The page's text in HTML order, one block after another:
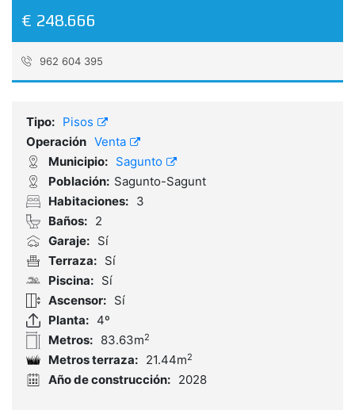
€ 248.666
962 604 395Referencia:
Tipo: Pisos
Operación Venta
Municipio: Sagunto
Población: Sagunto-Sagunt
Habitaciones: 3
Baños: 2
Garaje: Sí
Terraza: Sí
Piscina: Sí
Ascensor: Sí
Planta: 4º
Metros: 83.63m2
Metros terraza: 21.44m2
Año de construcción: 2028